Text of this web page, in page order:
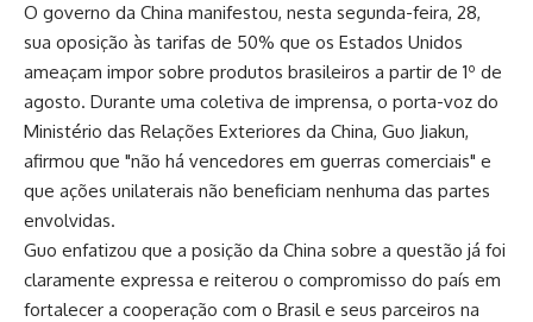
O governo da China manifestou, nesta segunda-feira, 28,
sua oposição às tarifas de 50% que os Estados Unidos
ameaçam impor sobre produtos brasileiros a partir de 1º de
agosto. Durante uma coletiva de imprensa, o porta-voz do
Ministério das Relações Exteriores da China, Guo Jiakun,
afirmou que "não há vencedores em guerras comerciais" e
que ações unilaterais não beneficiam nenhuma das partes
envolvidas.
Guo enfatizou que a posição da China sobre a questão já foi
claramente expressa e reiterou o compromisso do país em
fortalecer a cooperação com o Brasil e seus parceiros na